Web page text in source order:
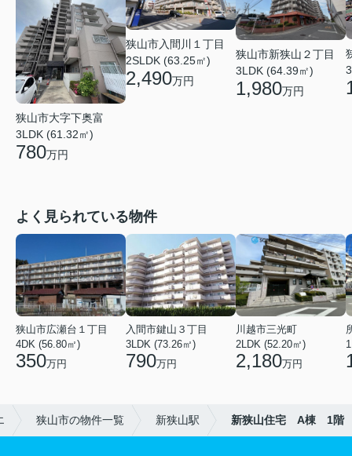
狭山市大字下奥富
3LDK (61.32㎡)
780万円
狭山市入間川１丁目
2SLDK (63.25㎡)
2,490万円
狭山市新狭山２丁目
3LDK (64.39㎡)
1,980万円
よく見られている物件
狭山市広瀬台１丁目
4DK (56.80㎡)
350万円
入間市鍵山３丁目
3LDK (73.26㎡)
790万円
川越市三光町
2LDK (52.20㎡)
2,180万円
狭山市の物件一覧 新狭山駅 新狭山住宅 A棟 1階